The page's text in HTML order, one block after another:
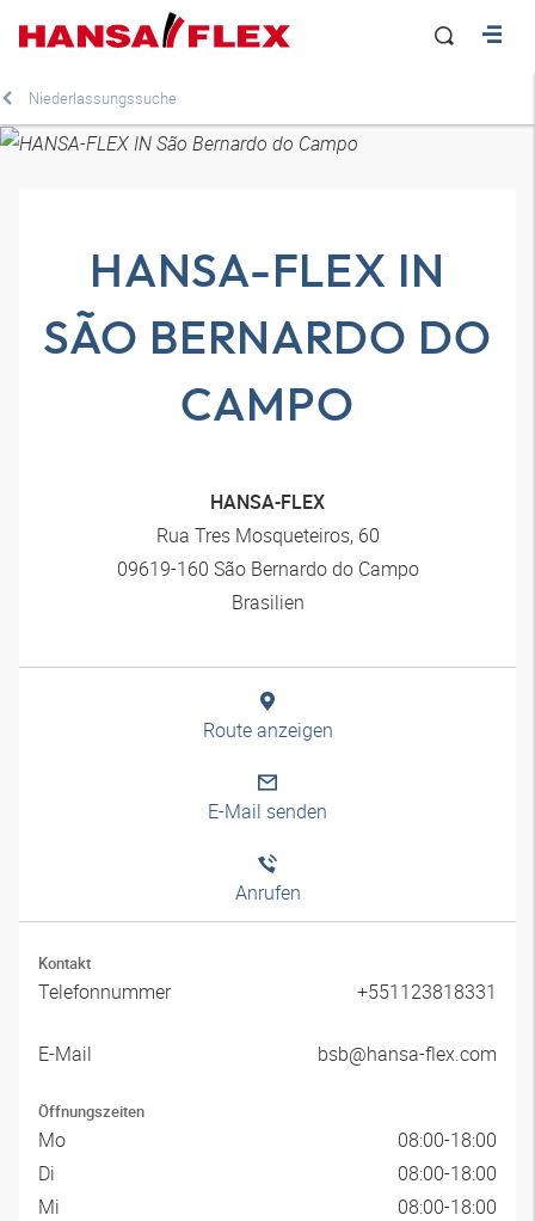
Niederlassungssuche
HANSA-FLEX IN
SÃO BERNARDO DO
CAMPO
HANSA-FLEX
Rua Tres Mosqueteiros, 60
09619-160 São Bernardo do Campo
Brasilien
Route anzeigen
E-Mail senden
Anrufen
Kontakt
Telefonnummer +551123818331
E-Mail bsb@hansa-flex.com
Öffnungszeiten
Mo
08:00-18:00
Di
08:00-18:00
Mi
08:00-18:00